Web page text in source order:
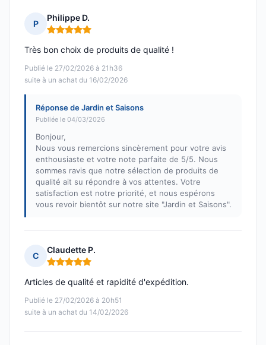
P
Philippe D.
Note : 5 sur 5
Publié le 27/02/2026 à 21h36
suite à un achat du 16/02/2026
Très bon choix de produits de qualité !
Réponse de Jardin et Saisons
Publiée le 04/03/2026
Bonjour,
Nous vous remercions sincèrement pour votre avis
enthousiaste et votre note parfaite de 5/5. Nous
sommes ravis que notre sélection de produits de
qualité ait su répondre à vos attentes. Votre
satisfaction est notre priorité, et nous espérons
vous revoir bientôt sur notre site "Jardin et Saisons".
C
Claudette P.
Note : 5 sur 5
Publié le 27/02/2026 à 20h51
suite à un achat du 14/02/2026
Articles de qualité et rapidité d'expédition.